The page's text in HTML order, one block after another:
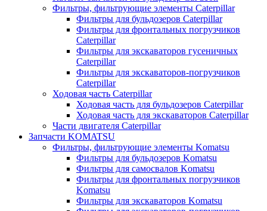
Фильтры, фильтрующие элементы Caterpillar
Фильтры для бульдозеров Caterpillar
Фильтры для фронтальных погрузчиков
Caterpillar
Фильтры для экскаваторов гусеничных
Caterpillar
Фильтры для экскаваторов-погрузчиков
Caterpillar
Ходовая часть Caterpillar
Ходовая часть для бульдозеров Caterpillar
Ходовая часть для экскаваторов Caterpillar
Части двигателя Caterpillar
Запчасти KOMATSU
Фильтры, фильтрующие элементы Komatsu
Фильтры для бульдозеров Komatsu
Фильтры для самосвалов Komatsu
Фильтры для фронтальных погрузчиков
Komatsu
Фильтры для экскаваторов Komatsu